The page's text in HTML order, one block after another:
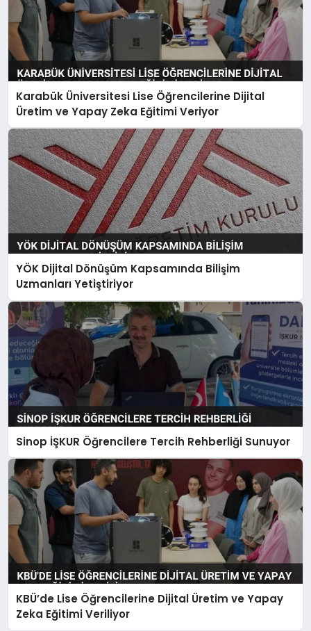
Karabük Üniversitesi Lise Öğrencilerine Dijital
Üretim ve Yapay Zeka Eğitimi Veriyor
YÖK Dijital Dönüşüm Kapsamında Bilişim
Uzmanları Yetiştiriyor
Sinop İŞKUR Öğrencilere Tercih Rehberliği Sunuyor
KBÜ’de Lise Öğrencilerine Dijital Üretim ve Yapay
Zeka Eğitimi Veriliyor